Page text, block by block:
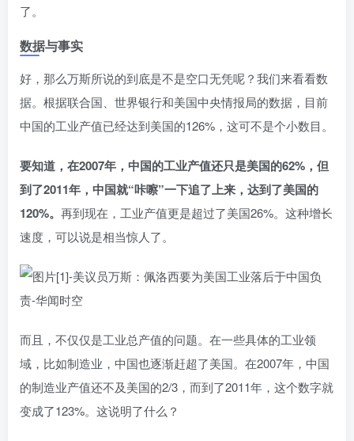
了。
数据与事实
好，那么万斯所说的到底是不是空口无凭呢？我们来看看数
据。根据联合国、世界银行和美国中央情报局的数据，目前
中国的工业产值已经达到美国的126%，这可不是个小数目。
要知道，在2007年，中国的工业产值还只是美国的62%，但
到了2011年，中国就“咔嚓”一下追了上来，达到了美国的
120%。 再到现在，工业产值更是超过了美国26%。这种增长
速度，可以说是相当惊人了。
而且，不仅仅是工业总产值的问题。在一些具体的工业领
域，比如制造业，中国也逐渐赶超了美国。在2007年，中国
的制造业产值还不及美国的2/3，而到了2011年，这个数字就
变成了123%。这说明了什么？